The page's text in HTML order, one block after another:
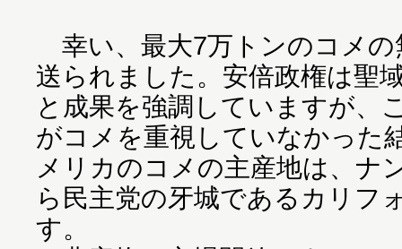
幸い、最大7万トンのコメの
送られました。安倍政権は聖
と成果を強調していますが、
がコメを重視していなかった
メリカのコメの主産地は、ナ
ら民主党の牙城であるカリフ
す。